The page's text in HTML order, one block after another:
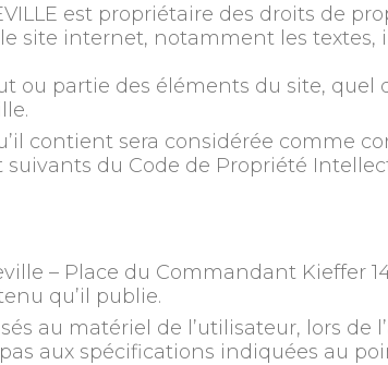
est propriétaire des droits de
site internet, notamment les textes,
partie des éléments du site, quel
contient sera considérée comme
du Code de Propriété
– Place du Commandant Kieffer
qu’il publie.
au matériel de l’utilisateur, lors de
aux spécifications indiquées au